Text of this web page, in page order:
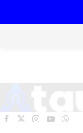
Facebook
X
Instagram
YouTube